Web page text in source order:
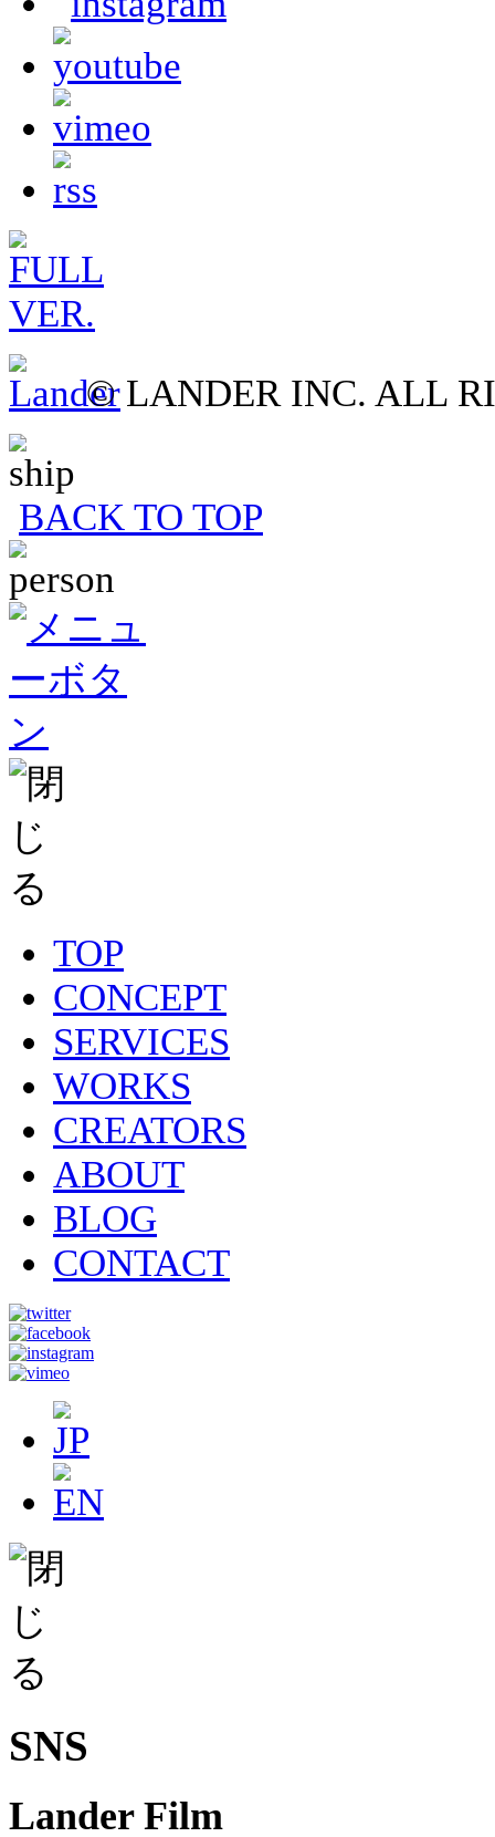
© LANDER INC. ALL
BACK TO TOP
TOP
CONCEPT
SERVICES
WORKS
CREATORS
ABOUT
BLOG
CONTACT
SNS
Lander Film